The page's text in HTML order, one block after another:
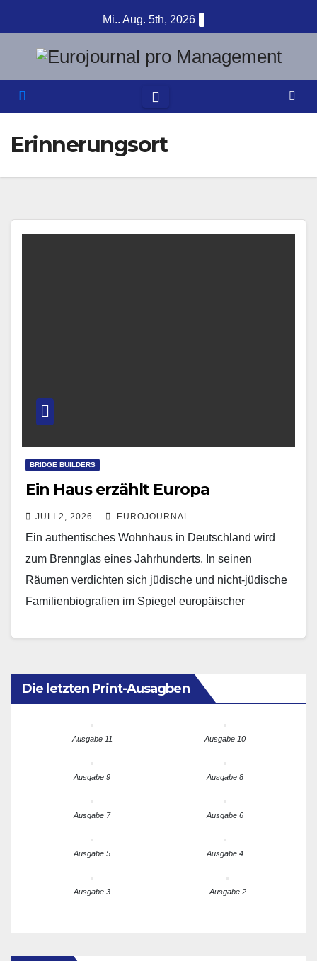
Inhalt
springen
Mi.. Aug. 5th, 2026
Erinnerungsort
BRIDGE BUILDERS
Ein Haus erzählt Europa
JULI 2, 2026 EUROJOURNAL
Ein authentisches Wohnhaus in Deutschland wird
zum Brennglas eines Jahrhunderts. In seinen
Räumen verdichten sich jüdische und nicht-jüdische
Familienbiografien im Spiegel europäischer
Die letzten Print-Ausagben
Ausgabe 11 Ausgabe 10
Ausgabe 9 Ausgabe 8
Ausgabe 7 Ausgabe 6
Ausgabe 5 Ausgabe 4
Ausgabe 3 Ausgabe 2